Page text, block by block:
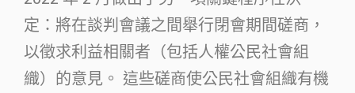
定：將在談判會議之間舉行閉會期間磋商，
以徵求利益相關者（包括人權公民社會組
織）的意見。 這些磋商使公民社會組織有機